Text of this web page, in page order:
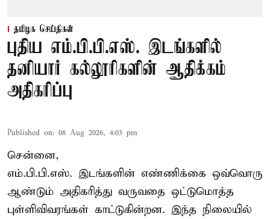
தமிழக செய்திகள்
புதிய எம்.பி.பி.எஸ். இடங்களில்
தனியார் கல்லூரிகளின் ஆதிக்கம்
அதிகரிப்பு
Published on: 08 Aug 2026, 4:03 pm
சென்னை,
எம்.பி.பி.எஸ். இடங்களின் எண்ணிக்கை ஒவ்வொரு
ஆண்டும் அதிகரித்து வருவதை ஒட்டுமொத்த
புள்ளிவிவரங்கள் காட்டுகின்றன. இந்த நிலையில்